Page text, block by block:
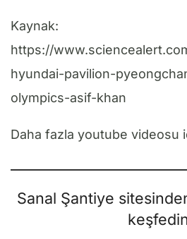
Kaynak:
https://
hyundai-pavilion-
olympics-asif-khan
Daha fazla youtube videosu
Sanal Şantiye
keşfedin